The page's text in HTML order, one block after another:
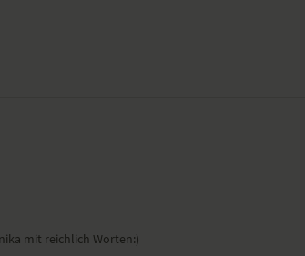
mit reichlich Worten:)